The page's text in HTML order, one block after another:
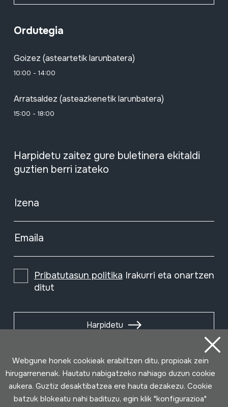
Ordutegia
Goizez (asteartetik larunbatera)
10:00 - 14:00
Arratsaldez (asteazkenetik larunbatera)
15:00 - 18:00
Harpidetu zaitez gure buletinera ekitaldi
guztien berri izateko
Izena
Emaila
Pribatutasun politika Irakurri eta onartzen
ditut
Harpidetu
Webgune honek cookieak erabiltzen ditu, propioak zein
hirugarrenenak. Hautatu nabigatzeko nahiago duzun cookie
aukera. Guztiz desaktibatzea ere hauta dezakezu. Cookie
batzuk blokeatu nahi badituzu, egin klik "konfigurazioa"